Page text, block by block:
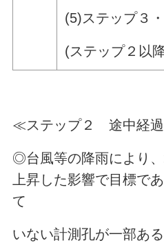
(5)ステップ３
(ステップ２以
≪ステップ２ 途中経
◎台風等の降雨により
上昇した影響で目標で
て
いない計測孔が一部あ